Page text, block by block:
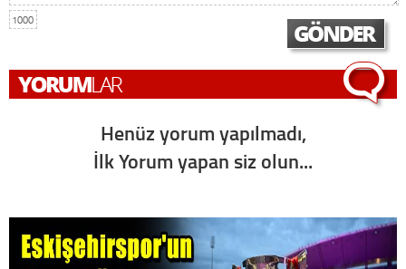
1000
Henüz yorum yapılmadı,
İlk Yorum yapan siz olun...